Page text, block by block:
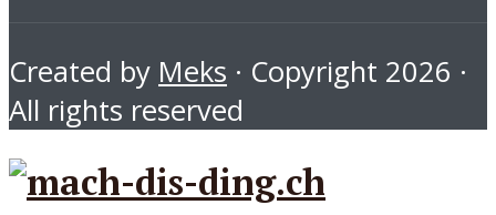
Created by Meks · Copyright 2026 ·
All rights reserved